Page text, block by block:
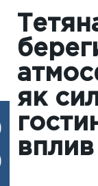
як
вплив